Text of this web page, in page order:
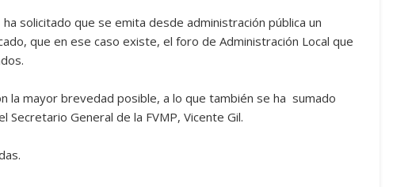
solicitado que se emita desde administración pública un
que en ese caso existe, el foro de Administración Local que
la mayor brevedad posible, a lo que también se ha sumado
General de la FVMP, Vicente Gil.